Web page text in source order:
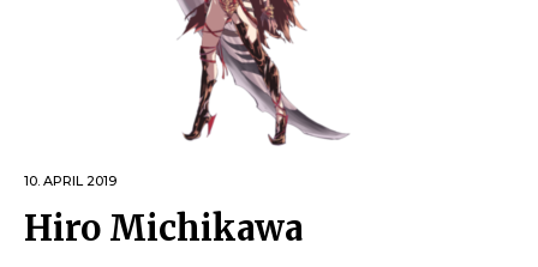
10. APRIL 2019
Hiro Michikawa